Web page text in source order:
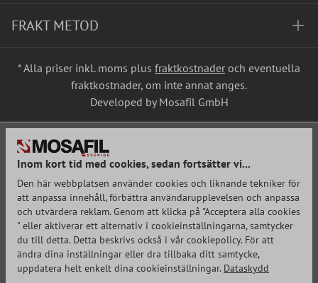
FRAKT METOD
* Alla priser inkl. moms plus fraktkostnader och eventuella
fraktkostnader, om inte annat anges.
Developed by Mosafil GmbH
Inom kort tid med cookies, sedan fortsätter vi...
Den här webbplatsen använder cookies och liknande tekniker för
att anpassa innehåll, förbättra användarupplevelsen och anpassa
och utvärdera reklam. Genom att klicka på "Acceptera alla cookies
" eller aktiverar ett alternativ i cookieinställningarna, samtycker
du till detta. Detta beskrivs också i vår cookiepolicy. För att
ändra dina inställningar eller dra tillbaka ditt samtycke,
uppdatera helt enkelt dina cookieinställningar. Dataskydd